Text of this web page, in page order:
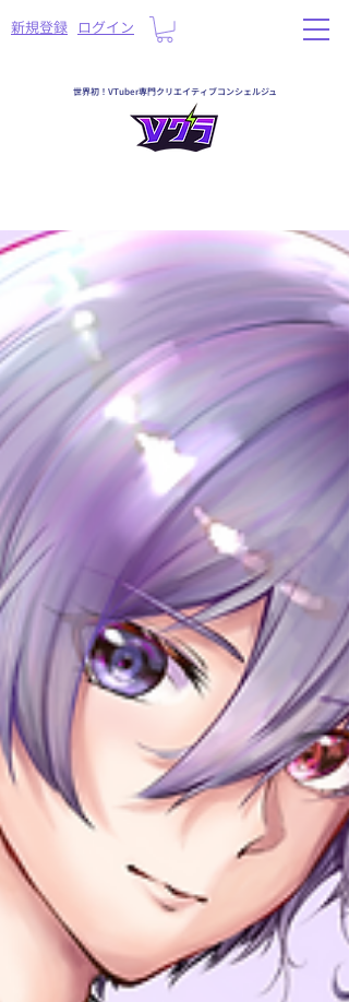
​新規登録 ログイン
世界初！VTuber専門クリエイティブコンシェルジュ